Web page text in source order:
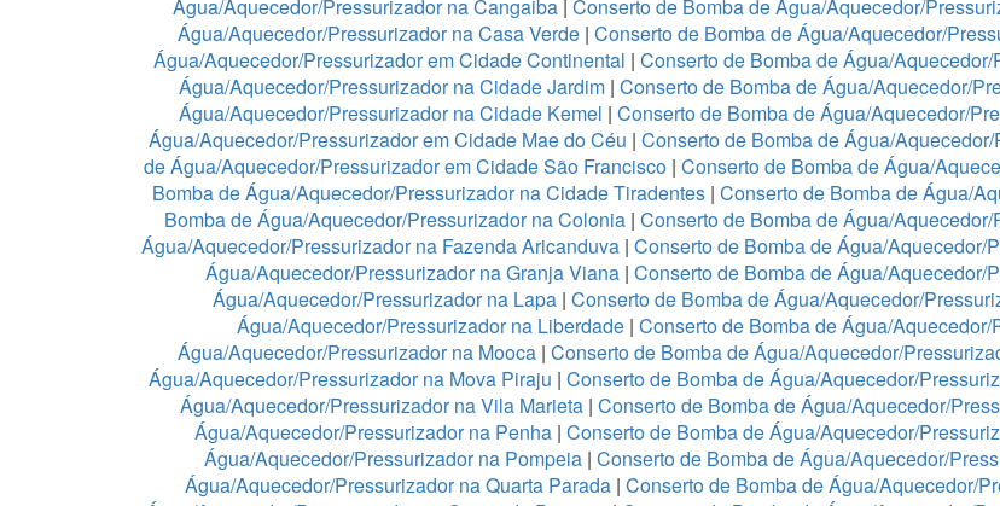
Água/Aquecedor/Pressurizador na Cangaiba | Conserto de Bomba de Água/Aquecedor/
Água/Aquecedor/Pressurizador na Casa Verde | Conserto de Bomba de Água/Aquecedor/
Água/Aquecedor/Pressurizador em Cidade Continental | Conserto de Bomba de Água/
Água/Aquecedor/Pressurizador na Cidade Jardim | Conserto de Bomba de Água/Aquecedor/
Água/Aquecedor/Pressurizador na Cidade Kemel | Conserto de Bomba de Água/Aquecedor/
Água/Aquecedor/Pressurizador em Cidade Mae do Céu | Conserto de Bomba de Água/
de Água/Aquecedor/Pressurizador em Cidade São Francisco | Conserto de Bomba de Água/
Bomba de Água/Aquecedor/Pressurizador na Cidade Tiradentes | Conserto de Bomba de Água/
Bomba de Água/Aquecedor/Pressurizador na Colonia| Conserto de Bomba de Água/
Água/Aquecedor/Pressurizador na Fazenda Aricanduva | Conserto de Bomba de Água/Aquecedor/
Água/Aquecedor/Pressurizador na Granja Viana| Conserto de Bomba de Água/Aquecedor/
Água/Aquecedor/Pressurizador na Lapa| Conserto de Bomba de Água/Aquecedor/
Água/Aquecedor/Pressurizador na Liberdade | Conserto de Bomba de Água/
Água/Aquecedor/Pressurizador na Mooca| Conserto de Bomba de Água/Aquecedor/
Água/Aquecedor/Pressurizador na Mova Piraju | Conserto de Bomba de Água/Aquecedor/
Água/Aquecedor/Pressurizador na Vila Marieta| Conserto de Bomba de Água/Aquecedor/
Água/Aquecedor/Pressurizador na Penha| Conserto de Bomba de Água/Aquecedor/
Água/Aquecedor/Pressurizador na Pompeia | Conserto de Bomba de Água/Aquecedor/
Água/Aquecedor/Pressurizador na Quarta Parada| Conserto de Bomba de Água/Aquecedor/